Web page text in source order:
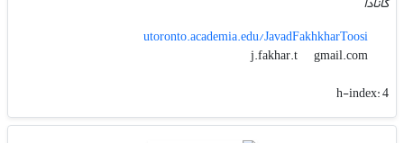
utoronto.academia.edu/JavadFakhkharToosi
j.fakhar.t
gmail.com
h-index:4